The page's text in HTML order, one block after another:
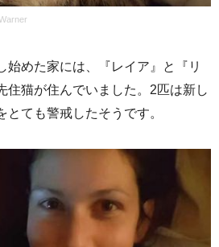
始めた家には、『レイア』と『リ
住猫が住んでいました。2匹は新し
とても警戒したそうです。